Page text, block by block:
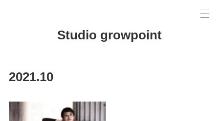
Studio growpoint
2021.10